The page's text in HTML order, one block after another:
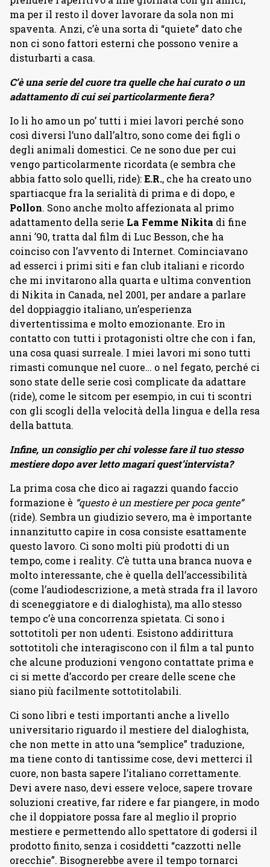
ma per il resto il dover lavorare da sola non mi
spaventa. Anzi, c’è una sorta di “quiete” dato che
non ci sono fattori esterni che possono venire a
disturbarti a casa.
C’è una serie del cuore tra quelle che hai curato o un
adattamento di cui sei particolarmente fiera?
Io li ho amo un po’ tutti i miei lavori perché sono
così diversi l’uno dall’altro, sono come dei figli o
degli animali domestici. Ce ne sono due per cui
vengo particolarmente ricordata (e sembra che
abbia fatto solo quelli, ride):E.R., che ha creato uno
spartiacque fra la serialità di prima e di dopo, e
Pollon. Sono anche molto affezionata al primo
adattamento della serie La Femme Nikita di fine
anni ’90, tratta dal film di Luc Besson, che ha
coinciso con l’avvento di Internet. Cominciavano
ad esserci i primi siti e fan club italiani e ricordo
che mi invitarono alla quarta e ultima convention
di Nikita in Canada, nel 2001, per andare a parlare
del doppiaggio italiano, un’esperienza
divertentissima e molto emozionante. Ero in
contatto con tutti i protagonisti oltre che con i fan,
una cosa quasi surreale. I miei lavori mi sono tutti
rimasti comunque nel cuore… o nel fegato, perché ci
sono state delle serie così complicate da adattare
(ride), come le sitcom per esempio, in cui ti scontri
con gli scogli della velocità della lingua e della resa
della battuta.
Infine, un consiglio per chi volesse fare il tuo stesso
mestiere dopo aver letto magari quest’intervista?
La prima cosa che dico ai ragazzi quando faccio
formazione è “questo è un mestiere per poca gente”
(ride). Sembra un giudizio severo, ma è importante
innanzitutto capire in cosa consiste esattamente
questo lavoro. Ci sono molti più prodotti di un
tempo, come i reality. C’è tutta una branca nuova e
molto interessante, che è quella dell’accessibilità
(come l’audiodescrizione, a metà strada fra il lavoro
di sceneggiatore e di dialoghista), ma allo stesso
tempo c’è una concorrenza spietata. Ci sono i
sottotitoli per non udenti. Esistono addirittura
sottotitoli che interagiscono con il film a tal punto
che alcune produzioni vengono contattate prima e
ci si mette d’accordo per creare delle scene che
siano più facilmente sottotitolabili.
Ci sono libri e testi importanti anche a livello
universitario riguardo il mestiere del dialoghista,
che non mette in atto una “semplice” traduzione,
ma tiene conto di tantissime cose, devi metterci il
cuore, non basta sapere l’italiano correttamente.
Devi avere naso, devi essere veloce, sapere trovare
soluzioni creative, far ridere e far piangere, in modo
che il doppiatore possa fare al meglio il proprio
mestiere e permettendo allo spettatore di godersi il
prodotto finito, senza i cosiddetti “cazzotti nelle
orecchie”. Bisognerebbe avere il tempo tornarci